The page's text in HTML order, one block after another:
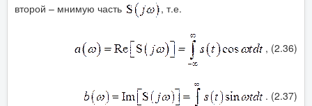
второй – мнимую часть
, т.е.
, (2.36)
. (2.37)